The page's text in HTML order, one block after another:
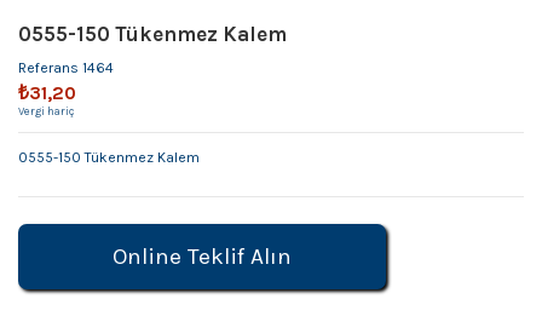
0555-150 Tükenmez Kalem
Referans 1464
₺31,20
Vergi hariç
0555-150 Tükenmez Kalem
Online Teklif Alın